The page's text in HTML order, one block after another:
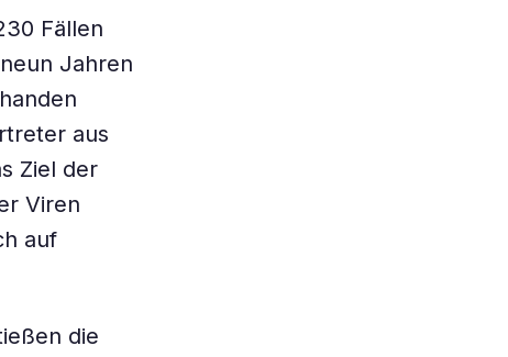
Fällen
Jahren
aus
Ziel der
Viren
auf
die